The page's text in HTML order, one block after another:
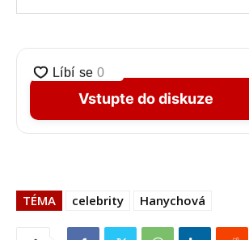
Vstupte do diskuze
TÉMA celebrity Hanychová